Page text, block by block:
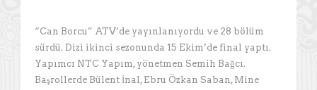
“Can Borcu” ATV’de yayınlanıyordu ve 28 bölüm
sürdü. Dizi ikinci sezonunda 15 Ekim’de final yaptı.
Yapımcı NTC Yapım, yönetmen Semih Bağcı.
Başrollerde Bülent İnal, Ebru Özkan Saban, Mine